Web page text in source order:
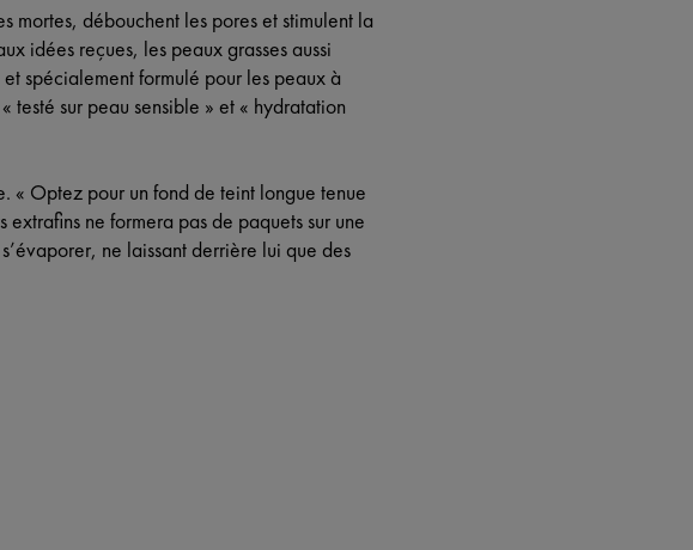
mortes, débouchent les pores et stimulent la
idées reçues, les peaux grasses aussi
spécialement formulé pour les peaux à
testé sur peau sensible » et « hydratation
« Optez pour un fond de teint longue tenue
ne formera pas de paquets sur une
ne laissant derrière lui que des